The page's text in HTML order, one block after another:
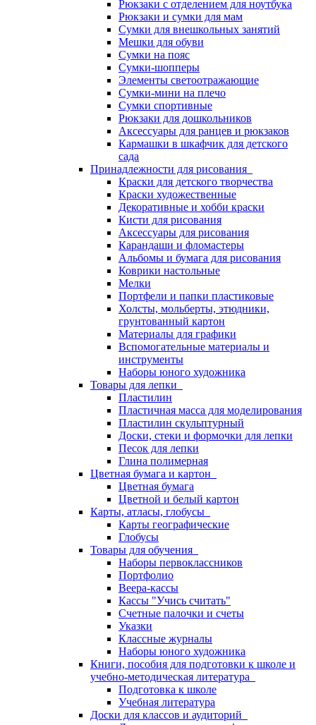
Рюкзаки с отделением для ноутбука
Рюкзаки и сумки для мам
Сумки для внешкольных занятий
Мешки для обуви
Сумки на пояс
Сумки-шопперы
Элементы светоотражающие
Сумки-мини на плечо
Сумки спортивные
Рюкзаки для дошкольников
Аксессуары для ранцев и рюкзаков
Кармашки в шкафчик для детского
сада
Принадлежности для рисования
Краски для детского творчества
Краски художественные
Декоративные и хобби краски
Кисти для рисования
Аксессуары для рисования
Карандаши и фломастеры
Альбомы и бумага для рисования
Коврики настольные
Мелки
Портфели и папки пластиковые
Холсты, мольберты, этюдники,
грунтованный картон
Материалы для графики
Вспомогательные материалы и
инструменты
Наборы юного художника
Товары для лепки
Пластилин
Пластичная масса для моделирования
Пластилин скульптурный
Доски, стеки и формочки для лепки
Песок для лепки
Глина полимерная
Цветная бумага и картон
Цветная бумага
Цветной и белый картон
Карты, атласы, глобусы
Карты географические
Глобусы
Товары для обучения
Наборы первоклассников
Портфолио
Веера-кассы
Кассы "Учись считать"
Счетные палочки и счеты
Указки
Классные журналы
Наборы юного художника
Книги, пособия для подготовки к школе и
учебно-методическая литература
Подготовка к школе
Учебная литература
Доски для классов и аудиторий